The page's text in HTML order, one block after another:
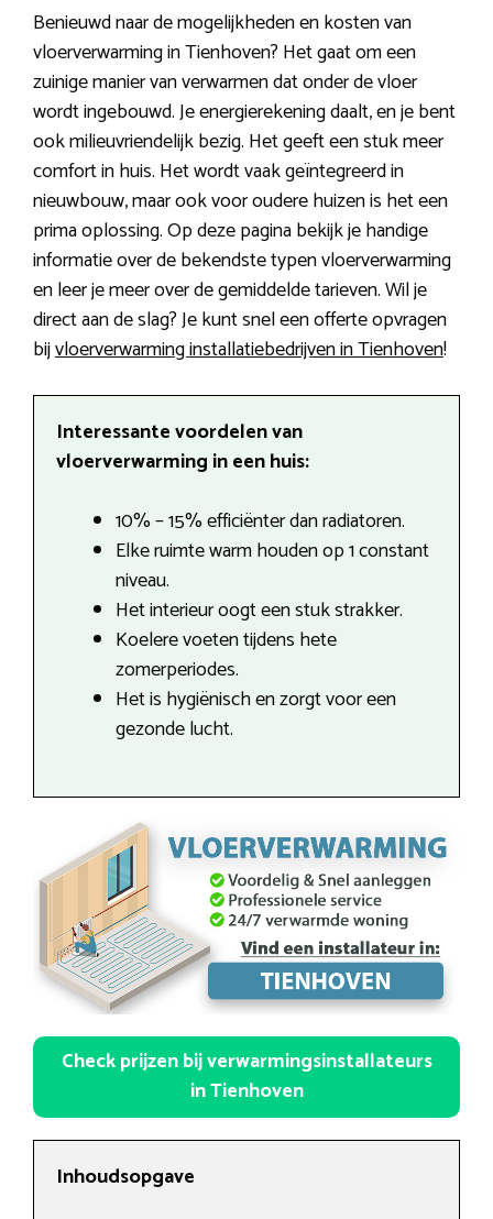
Benieuwd naar de mogelijkheden en kosten van
vloerverwarming in Tienhoven? Het gaat om een
zuinige manier van verwarmen dat onder de vloer
wordt ingebouwd. Je energierekening daalt, en je bent
ook milieuvriendelijk bezig. Het geeft een stuk meer
comfort in huis. Het wordt vaak geïntegreerd in
nieuwbouw, maar ook voor oudere huizen is het een
prima oplossing. Op deze pagina bekijk je handige
informatie over de bekendste typen vloerverwarming
en leer je meer over de gemiddelde tarieven. Wil je
direct aan de slag? Je kunt snel een offerte opvragen
bijvloerverwarming installatiebedrijven in Tienhoven!
Interessante voordelen van
vloerverwarming in een huis:
10% – 15% efficiënter dan radiatoren.
Elke ruimte warm houden op 1 constant
niveau.
Het interieur oogt een stuk strakker.
Koelere voeten tijdens hete
zomerperiodes.
Het is hygiënisch en zorgt voor een
gezonde lucht.
Check prijzen bij verwarmingsinstallateurs
in Tienhoven
Inhoudsopgave